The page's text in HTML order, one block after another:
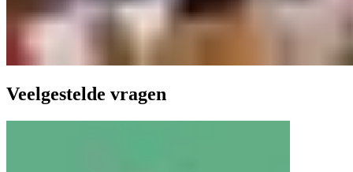
Veelgestelde vragen